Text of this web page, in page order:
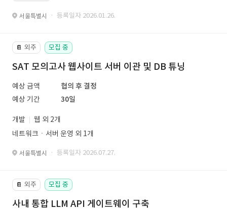
서울특별시 · 등록일자 2026.01.26.
📔 외주 모집 중
SAT 모의고사 웹사이트 서버 이관 및 DB 튜닝
예상 금액
협의 후 결정
예상 기간
30일
개발
웹 외 2개
네트워크ㆍ서버 운영 외 1개
서울특별시 · 등록일자 2026.07.27.
📔 외주 모집 중
사내 통합 LLM API 게이트웨이 구축